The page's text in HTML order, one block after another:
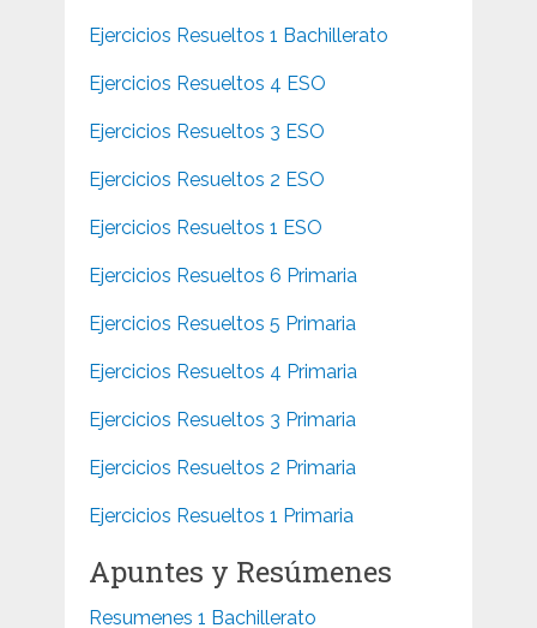
Ejercicios Resueltos 1 Bachillerato
Ejercicios Resueltos 4 ESO
Ejercicios Resueltos 3 ESO
Ejercicios Resueltos 2 ESO
Ejercicios Resueltos 1 ESO
Ejercicios Resueltos 6 Primaria
Ejercicios Resueltos 5 Primaria
Ejercicios Resueltos 4 Primaria
Ejercicios Resueltos 3 Primaria
Ejercicios Resueltos 2 Primaria
Ejercicios Resueltos 1 Primaria
Apuntes y Resúmenes
Resumenes 1 Bachillerato